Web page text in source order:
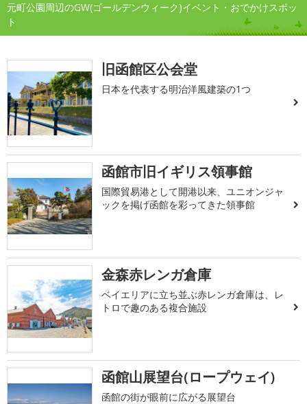
元町公園周辺のGW(ゴールデンウィーク)イベント・おでかけスポッ
ト
旧函館区公会堂
日本を代表する明治洋風建築の1つ
函館市旧イギリス領事館
国際貿易港として開港以来、ユニオンジャ
ックを掲げ函館を彩ってきた領事館
金森赤レンガ倉庫
ベイエリアに立ち並ぶ赤レンガ倉庫は、レ
トロで趣のある複合施設
函館山展望台(ロープウェイ)
函館の街が眼前に広がる展望台